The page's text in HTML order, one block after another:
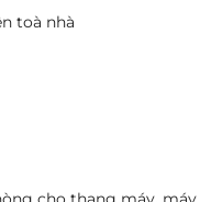
toà nhà